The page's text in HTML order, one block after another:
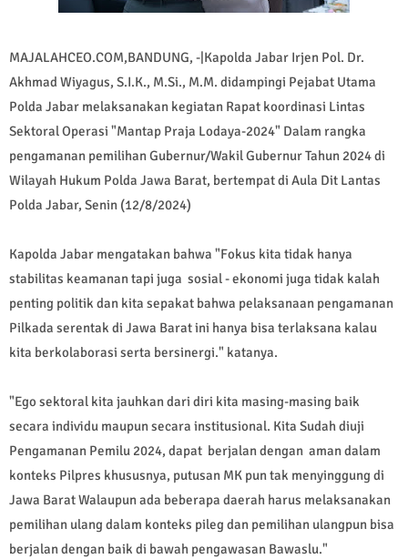
MAJALAHCEO.COM,BANDUNG, -|Kapolda Jabar Irjen Pol. Dr.
Akhmad Wiyagus, S.I.K., M.Si., M.M. didampingi Pejabat Utama
Polda Jabar melaksanakan kegiatan Rapat koordinasi Lintas
Sektoral Operasi "Mantap Praja Lodaya-2024" Dalam rangka
pengamanan pemilihan Gubernur/Wakil Gubernur Tahun 2024 di
Wilayah Hukum Polda Jawa Barat, bertempat di Aula Dit Lantas
Polda Jabar, Senin (12/8/2024)
Kapolda Jabar mengatakan bahwa "Fokus kita tidak hanya
stabilitas keamanan tapi juga sosial - ekonomi juga tidak kalah
penting politik dan kita sepakat bahwa pelaksanaan pengamanan
Pilkada serentak di Jawa Barat ini hanya bisa terlaksana kalau
kita berkolaborasi serta bersinergi." katanya.
"Ego sektoral kita jauhkan dari diri kita masing-masing baik
secara individu maupun secara institusional. Kita Sudah diuji
Pengamanan Pemilu 2024, dapat berjalan dengan aman dalam
konteks Pilpres khususnya, putusan MK pun tak menyinggung di
Jawa Barat Walaupun ada beberapa daerah harus melaksanakan
pemilihan ulang dalam konteks pileg dan pemilihan ulangpun bisa
berjalan dengan baik di bawah pengawasan Bawaslu."